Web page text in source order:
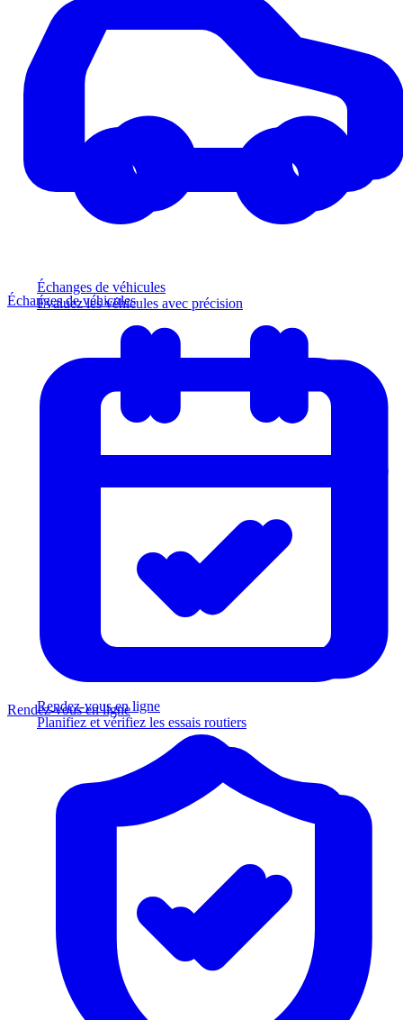
Échanges de véhicules
Évaluez les véhicules avec précision
Rendez-vous en ligne
Planifiez et vérifiez les essais routiers
Échanges de véhicules
Rendez-vous en ligne